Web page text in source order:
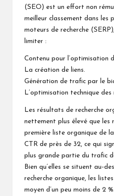
(SEO) est un effort non
meilleur classement dans les
moteurs de recherche
limiter :
Contenu pour l’optimisation
La création de liens.
Génération de trafic par le
L’optimisation technique des
Les résultats de recherche
nettement plus élevé que
première liste organique de
CTR de près de 32, ce qui
plus grande partie du trafic
Bien qu’elles se situent au-
recherche organique, les
moyen d’un peu moins de 2 %.